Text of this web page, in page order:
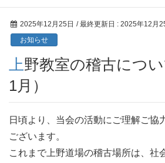
2025年12月25日 / 最終更新日 : 2025年12月
お知らせ
上野教室の稽古について（令和8年
1月）
日頃より、当会の活動にご理解ご協
ございます。
これまで上野道場の稽古場所は、社